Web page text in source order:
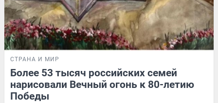
СТРАНА И МИР
Более 53 тысяч российских семей
нарисовали Вечный огонь к 80-летию
Победы